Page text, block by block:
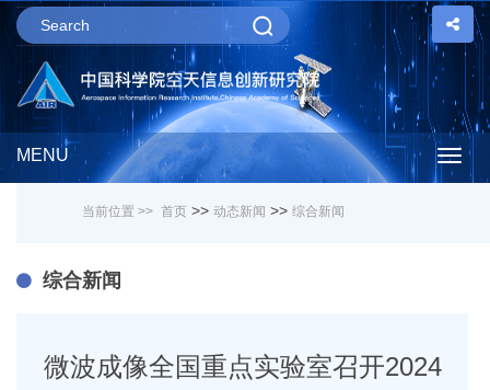
MENU
当前位置 >> 首页 >> 动态新闻 >> 综合新闻
综合新闻
微波成像全国重点实验室召开2024